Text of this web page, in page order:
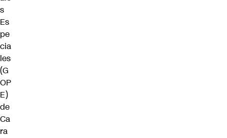
s
Es
pe
cia
les
(G
OP
E)
de
Ca
ra